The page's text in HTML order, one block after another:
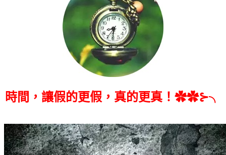
時間，讓假的更假，真的更真！✿✿⊱╮